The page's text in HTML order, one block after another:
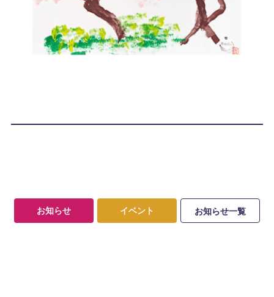
お知らせ イベント お知らせ一覧